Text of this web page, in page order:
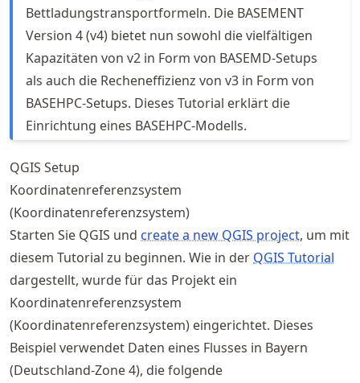
Bettladungstransportformeln. Die BASEMENT
Version 4 (v4) bietet nun sowohl die vielfältigen
Kapazitäten von v2 in Form von BASEMD-Setups
als auch die Recheneffizienz von v3 in Form von
BASEHPC-Setups. Dieses Tutorial erklärt die
Einrichtung eines BASEHPC-Modells.
QGIS Setup
Koordinatenreferenzsystem
(Koordinatenreferenzsystem)
Starten Sie QGIS und create a new QGIS project, um mit
diesem Tutorial zu beginnen. Wie in der QGIS Tutorial
dargestellt, wurde für das Projekt ein
Koordinatenreferenzsystem
(Koordinatenreferenzsystem) eingerichtet. Dieses
Beispiel verwendet Daten eines Flusses in Bayern
(Deutschland-Zone 4), die folgende